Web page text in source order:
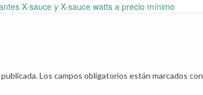
X-sauce y X-sauce watts a precio mínimo
Los campos obligatorios están marcados con